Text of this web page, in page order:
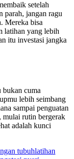
setelah
parah, jangan ragu
Mereka bisa
latihan yang lebih
itu investasi jangka
bukan cuma
lebih seimbang
sampai penguatan
mulai rutin bergerak
adalah kunci
tubuhlatihan